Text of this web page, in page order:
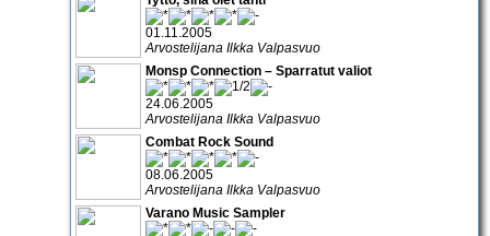
01.11.2005
Arvostelijana Ilkka Valpasvuo
Monsp Connection – Sparratut valiot
24.06.2005
Arvostelijana Ilkka Valpasvuo
Combat Rock Sound
08.06.2005
Arvostelijana Ilkka Valpasvuo
Varano Music Sampler